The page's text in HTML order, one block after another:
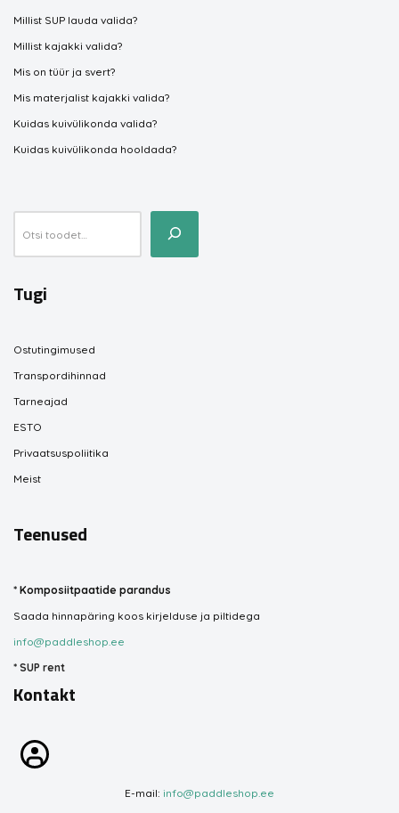
Millist SUP lauda valida?
Millist kajakki valida?
Mis on tüür ja svert?
Mis materjalist kajakki valida?
Kuidas kuivülikonda valida?
Kuidas kuivülikonda hooldada?
Tugi
Ostutingimused
Transpordihinnad
Tarneajad
ESTO
Privaatsuspoliitika
Meist
Teenused
* Komposiitpaatide parandus
Saada hinnapäring koos kirjelduse ja piltidega
info@paddleshop.ee
* SUP rent
Kontakt
E-mail: info@paddleshop.ee